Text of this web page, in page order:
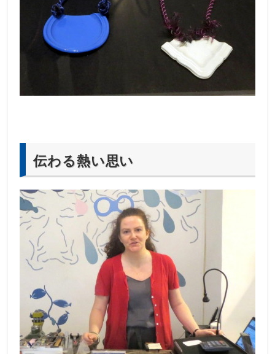
伝わる熱い思い